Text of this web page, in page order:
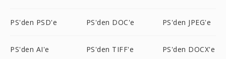
PS'den PSD'e PS'den DOC'e PS'den JPEG'e
PS'den AI'e PS'den TIFF'e PS'den DOCX'e